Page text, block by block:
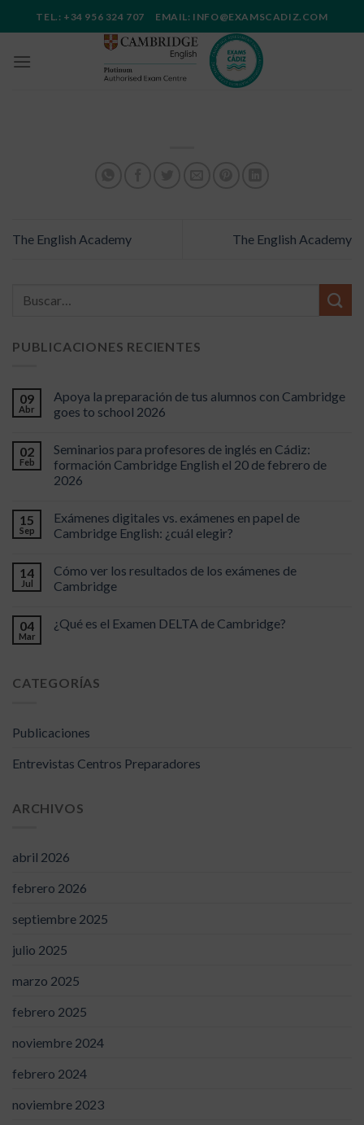
al
TEL.: +34 956 324 707 EMAIL: INFO@EXAMSCADIZ.COM
The English Academy The English Academy
PUBLICACIONES RECIENTES
09
Abr
Apoya la preparación de tus alumnos con Cambridge
goes to school 2026
02
Feb
Seminarios para profesores de inglés en Cádiz:
formación Cambridge English el 20 de febrero de
2026
15
Sep
Exámenes digitales vs. exámenes en papel de
Cambridge English: ¿cuál elegir?
14
Jul
Cómo ver los resultados de los exámenes de
Cambridge
04
Mar
¿Qué es el Examen DELTA de Cambridge?
CATEGORÍAS
Publicaciones
Entrevistas Centros Preparadores
ARCHIVOS
abril 2026
febrero 2026
septiembre 2025
julio 2025
marzo 2025
febrero 2025
noviembre 2024
febrero 2024
noviembre 2023